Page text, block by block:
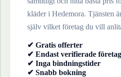
kläderi Hedemora. Tjänsten
själv vilket företag du vill
✔ Gratis offerter
✔ Endast verifierade företag
✔ Inga bindningstider
✔ Snabb bokning